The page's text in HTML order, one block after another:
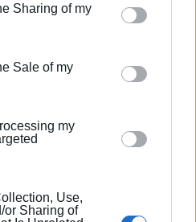
app uses one or more
gather and store information
grant or deny consent to
tags to use your data for
Sharing of my
Sale of my
my
Use,
or Sharing of
το έμβλημα και το Λεύκωμα
καθώς και άλλες εκδόσεις
τις ειδικά
εκδόσεις της Πειραιώς:
ηρώων του '21 του